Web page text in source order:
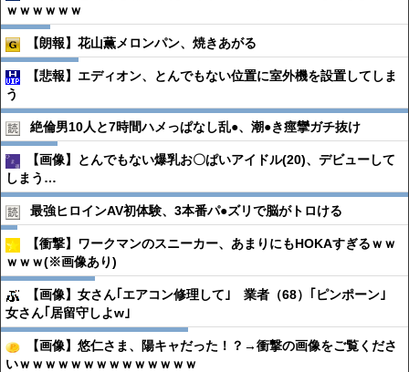
ｗｗｗｗｗｗ
【朗報】花山薫メロンパン、焼きあがる
【悲報】エディオン、とんでもない位置に室外機を設置してしま
う
絶倫男10人と7時間ハメっぱなし乱●︎、潮●︎き痙攣ガチ抜け
【画像】とんでもない爆乳お〇ぱいアイドル(20)、デビューして
しまう…
最強ヒロインAV初体験、3本番パ●︎ズリで脳がトロける
【衝撃】ワークマンのスニーカー、あまりにもHOKAすぎるｗｗ
ｗｗｗ(※画像あり)
【画像】女さん｢エアコン修理して｣ 業者（68）｢ピンポーン｣
女さん｢居留守しよw｣
【画像】悠仁さま、陽キャだった！？→衝撃の画像をご覧くださ
いｗｗｗｗｗｗｗｗｗｗｗｗｗｗ